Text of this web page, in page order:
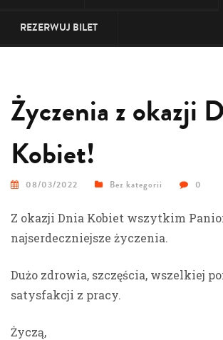
REZERWUJ BILET
Życzenia z okazji
Kobiet!
08/03/2022 Bez kategorii 0
Z okazji Dnia Kobiet wszytkim
najserdeczniejsze życzenia.
Dużo zdrowia, szczęścia, wszelkiej
satysfakcji z pracy.
Życzą,